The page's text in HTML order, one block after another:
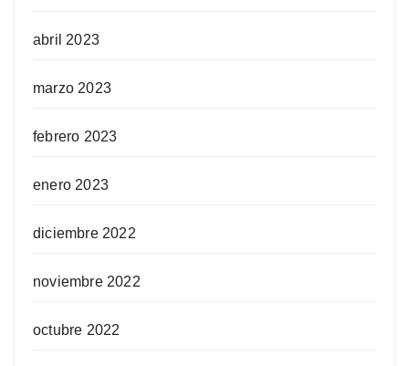
abril 2023
marzo 2023
febrero 2023
enero 2023
diciembre 2022
noviembre 2022
octubre 2022